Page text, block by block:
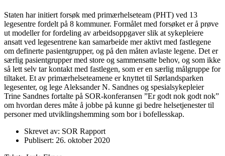
Staten har initiert forsøk med primærhelseteam (PHT) ved 13
legesentre fordelt på 8 kommuner. Formålet med forsøket er å prøve
ut modeller for fordeling av arbeidsoppgaver slik at sykepleiere
ansatt ved legesentrene kan samarbeide mer aktivt med fastlegene
om definerte pasientgrupper, og på den måten avlaste legene. Det er
særlig pasientgrupper med store og sammensatte behov, og som ikke
så lett selv tar kontakt med fastlegen, som er en særlig målgruppe for
tiltaket. Et av primærhelseteamene er knyttet til Sørlandsparken
legesenter, og lege Aleksander N. Sandnes og spesialsykepleier
Trine Sandnes fortalte på SOR-konferansen ”Er godt nok godt nok”
om hvordan deres måte å jobbe på kunne gi bedre helsetjenester til
personer med utviklingshemming som bor i bofellesskap.
Skrevet av: SOR Rapport
Publisert: 26. oktober 2020